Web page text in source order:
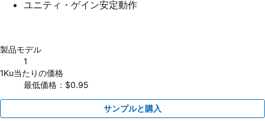
ユニティ・ゲイン安定動作
製品モデル
1
1Ku当たりの価格
最低価格：$0.95
サンプルと購入